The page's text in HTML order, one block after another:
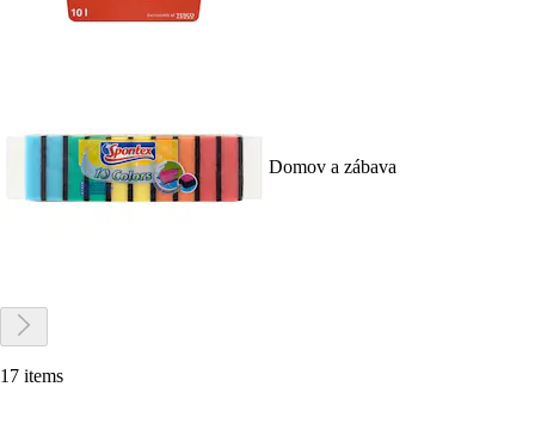
Domov a zábava
17 items